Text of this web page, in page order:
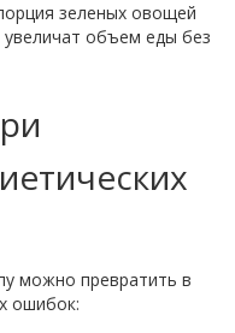
зеленых овощей
объем еды без
можно превратить в
ошибок: